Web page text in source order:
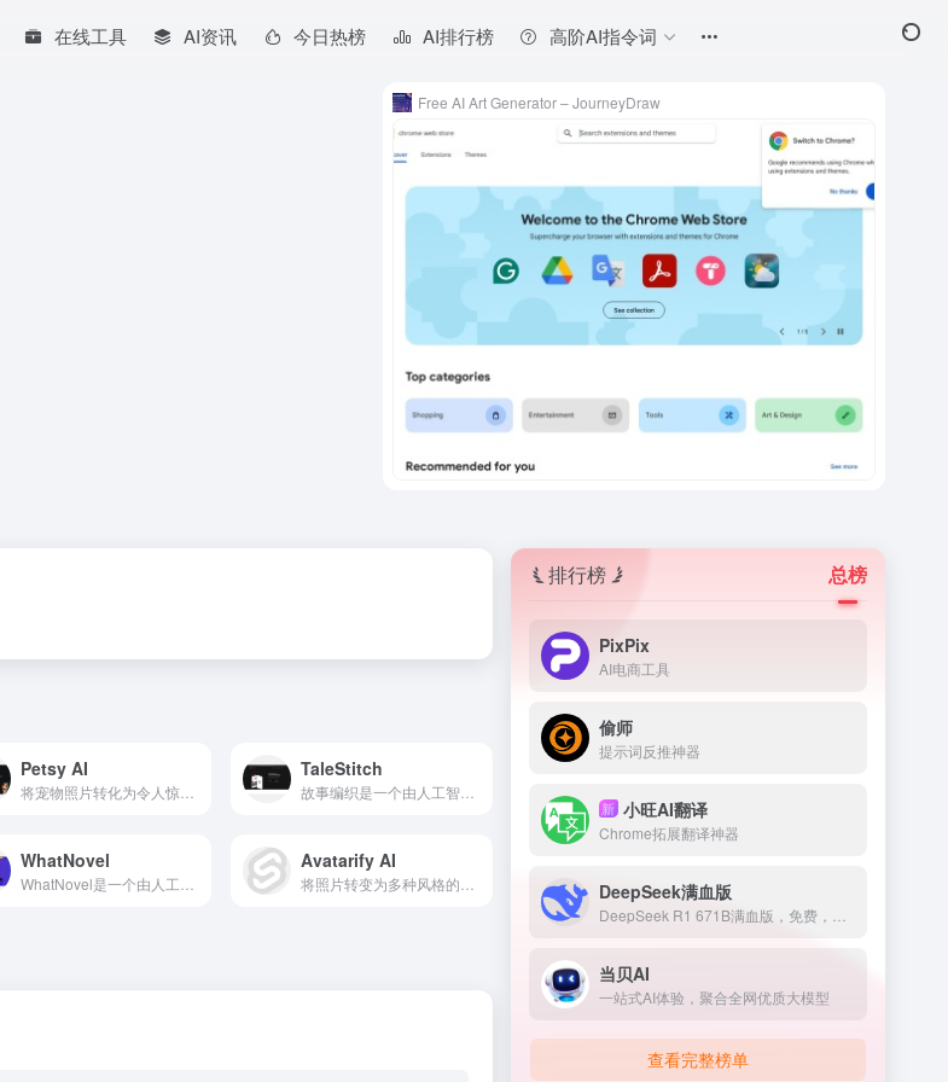
在线工具 AI资讯 今日热榜 AI排行榜 高阶AI指令词
Free AI Art Generator – JourneyDraw
Petsy AI
将宠物照片转化为令人惊叹的肖像杰作
TaleStitch
WhatNovel Avatarify AI
排行榜 总榜
PixPix
AI电商工具
偷师
提示词反推神器
新 小旺AI翻译
Chrome拓展翻译神器
DeepSeek满血版
当贝AI
一站式AI体验，聚合全网优质大模型
查看完整榜单